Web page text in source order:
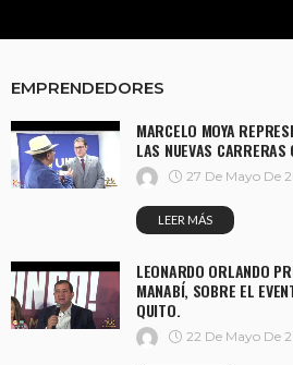
EMPRENDEDORES
MARCELO MOYA
LAS NUEVAS
27 De Mayo De
LEER MÁS
LEONARDO ORLANDO
MANABÍ, SOBRE EL
QUITO.
22 De Mayo De